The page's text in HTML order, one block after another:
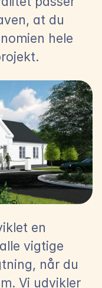
at du
hele
en
vigtige
når du
Vi udvikler